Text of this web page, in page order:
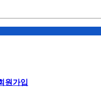
원가입